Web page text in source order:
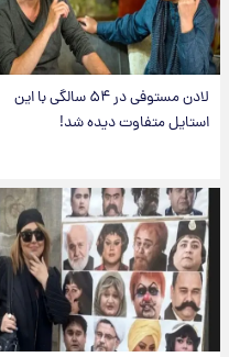
لادن مستوفی در ۵۴ سالگی با این
استایل متفاوت دیده شد!